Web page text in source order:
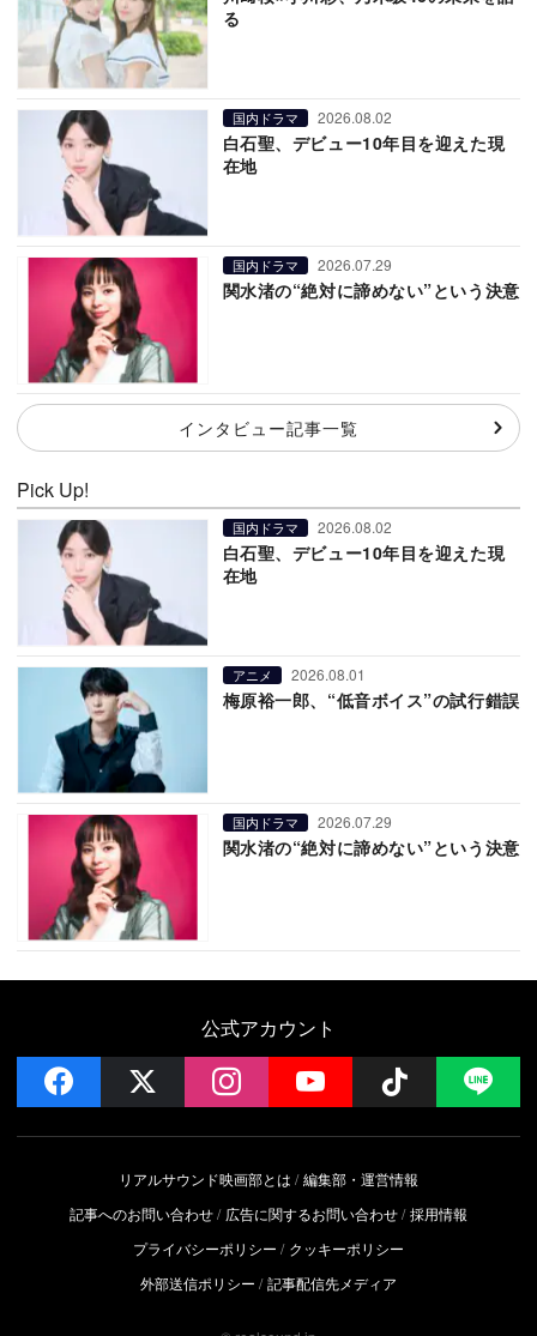
る
国内ドラマ 2026.08.02
白石聖、デビュー10年目を迎えた現
在地
国内ドラマ 2026.07.29
関水渚の“絶対に諦めない”という決意
インタビュー記事一覧
Pick Up!
国内ドラマ 2026.08.02
白石聖、デビュー10年目を迎えた現
在地
アニメ 2026.08.01
梅原裕一郎、“低音ボイス”の試行錯誤
国内ドラマ 2026.07.29
関水渚の“絶対に諦めない”という決意
公式アカウント
facebook instagramYouTube Follow
リアルサウンド映画部とは
編集部・運営情報
記事へのお問い合わせ
広告に関するお問い合わせ 採用情報
プライバシーポリシー
クッキーポリシー
外部送信ポリシー
記事配信先メディア